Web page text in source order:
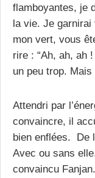
flamboyantes, je
la vie. Je
mon vert, vous
rire : “Ah, ah, ah
un peu trop. Mais
Attendri par
convaincre, il
bien enflées. De
Avec ou sans
convaincu